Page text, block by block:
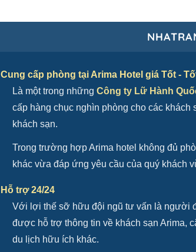
Cung cấp phòng tại Arima Hotel giá Tốt -
Là một trong những Công ty Lữ Hành
cấp hàng chục nghìn phòng cho các
khách sạn.
Trong trường hợp Arima hotel không đủ
khác vừa đáp ứng yêu cầu của quý khách
Hỗ trợ 24/24
Với lợi thế sỡ hữu đội ngũ tư vấn là người
được hỗ trợ thông tin về khách sạn Arima,
du lịch hữu ích khác.